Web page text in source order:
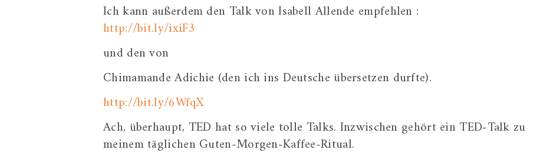
Ich kann außerdem den Talk von Isabell Allende empfehlen :
http://bit.ly/ixiF3
und den von
Chimamande Adichie (den ich ins Deutsche übersetzen durfte).
http://bit.ly/6WfqX
Ach, überhaupt, TED hat so viele tolle Talks. Inzwischen gehört ein TED-Talk zu
meinem täglichen Guten-Morgen-Kaffee-Ritual.